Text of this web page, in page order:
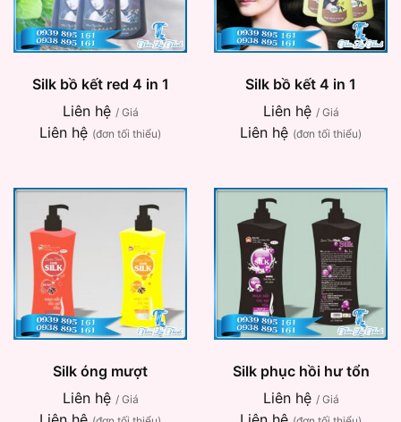
Silk bồ kết red 4 in 1
Liên hệ / Giá
Liên hệ (đơn tối thiểu)
Silk bồ kết 4 in 1
Liên hệ / Giá
Liên hệ (đơn tối thiểu)
Silk óng mượt
Liên hệ / Giá
Silk phục hồi hư tổn
Liên hệ / Giá